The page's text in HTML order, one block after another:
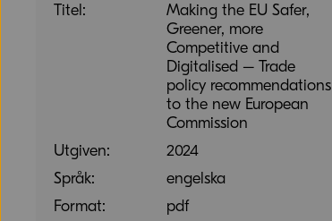
Titel:
Making the EU Safer,
Greener, more
Competitive and
Digitalised – Trade
policy recommendations
to the new European
Commission
Utgiven:
2024
Språk:
engelska
Format:
pdf